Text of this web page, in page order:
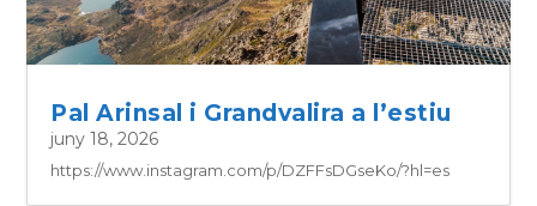
Pal Arinsal i Grandvalira a l’estiu
juny 18, 2026
https://www.instagram.com/p/DZFFsDGseKo/?hl=es